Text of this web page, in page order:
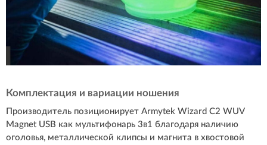
Комплектация и вариации ношения
Производитель позиционирует Armytek Wizard С2 WUV
Magnet USB как мультифонарь 3в1 благодаря наличию
оголовья, металлической клипсы и магнита в хвостовой